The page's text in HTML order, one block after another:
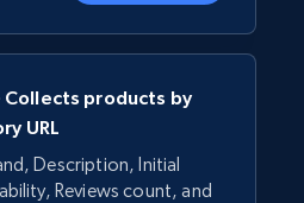
products by
URL
Description, Initial
Reviews count, and